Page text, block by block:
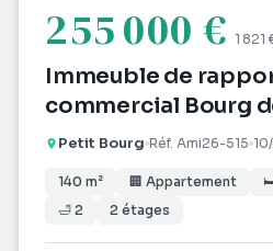
255 000 € 1 821
Immeuble de
commercial Bourg
Petit Bourg Réf. Ami26-515
140 m² 🏢 Appartement
🛁 2 2 étages